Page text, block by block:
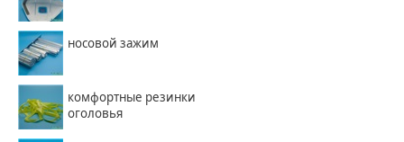
носовой зажим
комфортные резинки
оголовья